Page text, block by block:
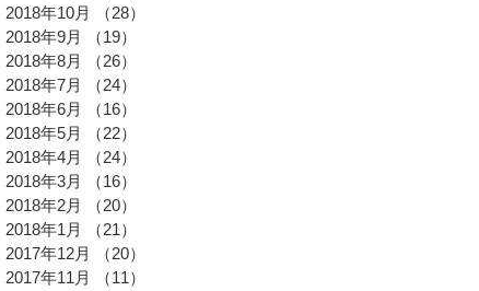
2018年10月
（28）
2018年9月
（19）
2018年8月
（26）
2018年7月
（24）
2018年6月
（16）
2018年5月
（22）
2018年4月
（24）
2018年3月
（16）
2018年2月
（20）
2018年1月
（21）
2017年12月
（20）
2017年11月
（11）